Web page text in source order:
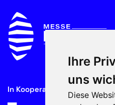
Ihre
uns
Diese
In Kooperation mit